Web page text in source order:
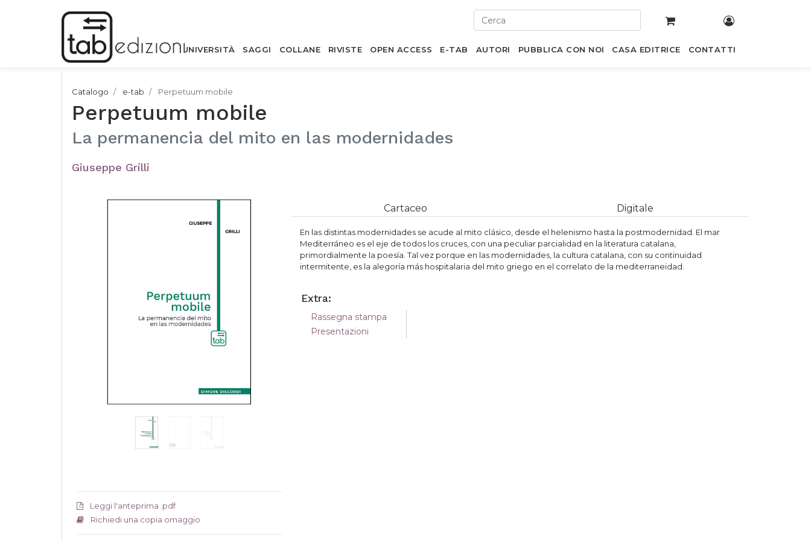
UNIVERSITÀ SAGGI COLLANE RIVISTE OPEN ACCESS E-TAB AUTORI PUBBLICA CON NOI CASA EDITRICE CONTATTI
Catalogo e-tab Perpetuum mobile
Perpetuum mobile
La permanencia del mito en las modernidades
Giuseppe Grilli
Leggi l'anteprima .pdf
Richiedi una copia omaggio
Cartaceo Digitale
En las distintas modernidades se acude al mito clásico, desde el helenismo hasta la postmodernidad. El mar
Mediterráneo es el eje de todos los cruces, con una peculiar parcialidad en la literatura catalana,
primordialmente la poesía. Tal vez porque en las modernidades, la cultura catalana, con su continuidad
intermitente, es la alegoría más hospitalaria del mito griego en el correlato de la mediterraneidad.
Extra:
Rassegna stampa
Presentazioni